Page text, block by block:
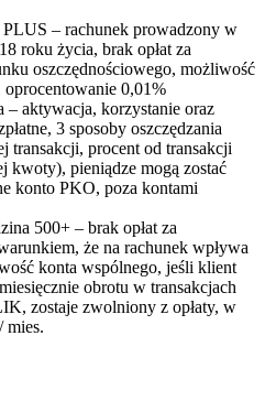
– rachunek prowadzony w
roku życia, brak opłat za
oszczędnościowego, możliwość
oprocentowanie 0,01%
– aktywacja, korzystanie oraz
3 sposoby oszczędzania
transakcji, procent od transakcji
kwoty), pieniądze mogą zostać
konto PKO, poza kontami
500+ – brak opłat za
że na rachunek wpływa
konta wspólnego, jeśli klient
obrotu w transakcjach
zostaje zwolniony z opłaty, w
mies.